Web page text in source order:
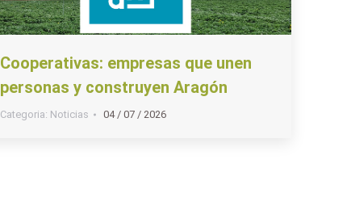
Cooperativas: empresas que unen
personas y construyen Aragón
Categoria: Noticias 04 / 07 / 2026